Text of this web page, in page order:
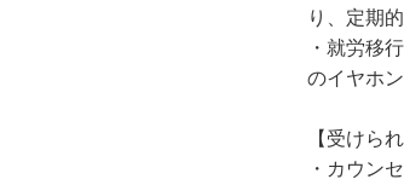
り、定期
・就労移
のイヤホ
【受けら
・カウン